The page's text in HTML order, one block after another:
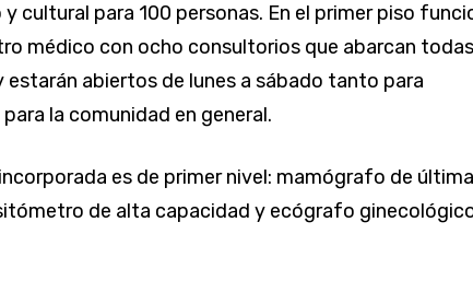
cultural para 100 personas. En el primer piso
médico con ocho consultorios que abarcan
estarán abiertos de lunes a sábado tanto para
la comunidad en general.
es de primer nivel: mamógrafo de última
de alta capacidad y ecógrafo